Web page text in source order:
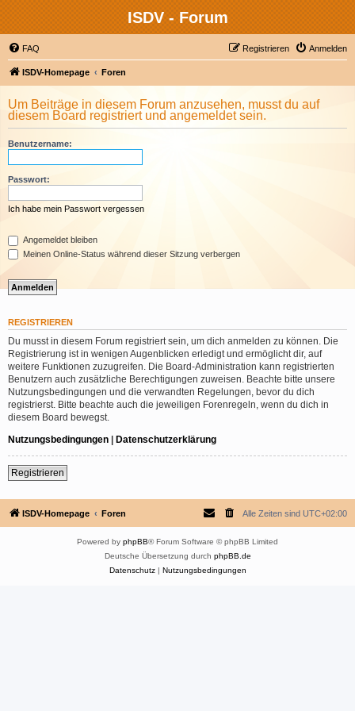
ISDV - Forum
FAQ Anmelden
Registrieren
ISDV-Homepage Foren
Um Beiträge in diesem Forum anzusehen, musst du auf
diesem Board registriert und angemeldet sein.
Benutzername:
Passwort:
Ich habe mein Passwort vergessen
Angemeldet bleiben
Meinen Online-Status während dieser Sitzung verbergen
REGISTRIEREN
Du musst in diesem Forum registriert sein, um dich anmelden zu können. Die
Registrierung ist in wenigen Augenblicken erledigt und ermöglicht dir, auf
weitere Funktionen zuzugreifen. Die Board-Administration kann registrierten
Benutzern auch zusätzliche Berechtigungen zuweisen. Beachte bitte unsere
Nutzungsbedingungen und die verwandten Regelungen, bevor du dich
registrierst. Bitte beachte auch die jeweiligen Forenregeln, wenn du dich in
diesem Board bewegst.
Nutzungsbedingungen | Datenschutzerklärung
Registrieren
ISDV-Homepage Foren Alle Zeiten sind UTC+02:00
Powered by phpBB® Forum Software © phpBB Limited
Deutsche Übersetzung durch phpBB.de
Datenschutz| Nutzungsbedingungen